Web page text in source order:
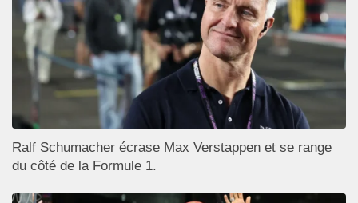
Ralf Schumacher écrase Max Verstappen et se range
du côté de la Formule 1.